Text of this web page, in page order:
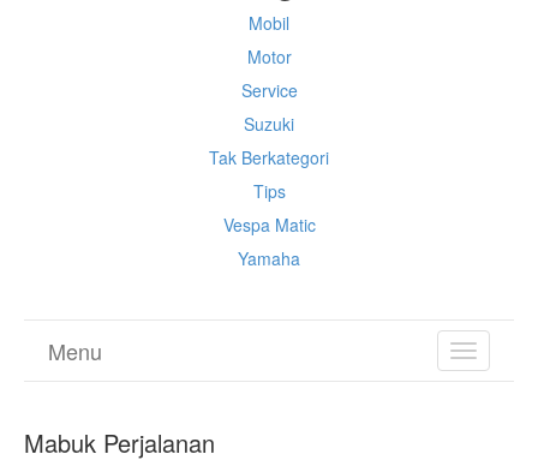
Mobil
Motor
Service
Suzuki
Tak Berkategori
Tips
Vespa Matic
Yamaha
TOGGLE
Menu
Mabuk Perjalanan